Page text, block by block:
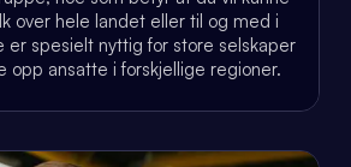
over hele landet eller til og med i
er spesielt nyttig for store selskaper
ansatte i forskjellige regioner.